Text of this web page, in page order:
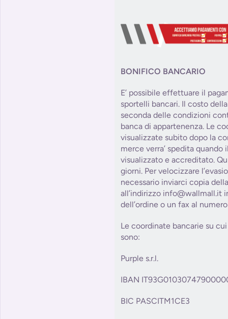
BONIFICO BANCARIO
E’ possibile effettuare il
sportelli bancari. Il costo
seconda delle condizioni
banca di appartenenza. Le
visualizzate subito dopo la
merce verra’ spedita quando
visualizzato e accreditato.
giorni. Per velocizzare
necessario inviarci copia
all’indirizzo info@wallmall.it
dell’ordine o un fax al
Le coordinate bancarie su
sono:
Purple s.r.l.
IBAN
BIC PASCITM1CE3